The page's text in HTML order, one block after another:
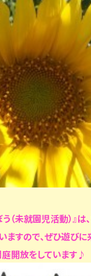
未就園児活動）』は、
ますので、ぜひ遊びに
庭開放をしています♪